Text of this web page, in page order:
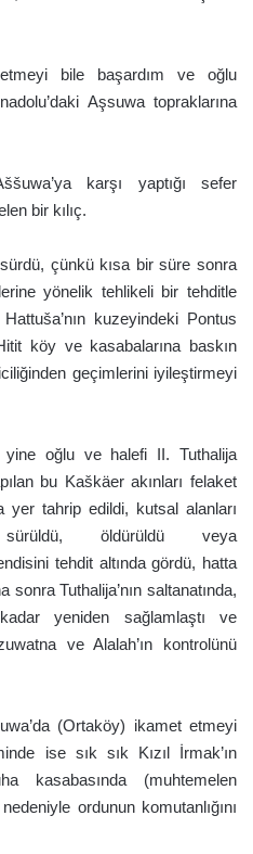
bile başardım ve oğlu
Aşsuwa topraklarına
karşı yaptığı sefer
bir kılıç.
çünkü kısa bir süre sonra
yönelik tehlikeli bir tehditle
kuzeyindeki Pontus
köy ve kasabalarına baskın
geçimlerini iyileştirmeyi
yine oğlu ve halefi II. Tuthalija
bu Kaškäer akınları felaket
yer tahrip edildi, kutsal alanları
sürüldü, öldürüldü veya
tehdit altında gördü, hatta
Tuthalija’nın saltanatında,
yeniden sağlamlaştı ve
ve Alalah’ın kontrolünü
(Ortaköy) ikamet etmeyi
ise sık sık Kızıl İrmak’ın
kasabasında (muhtemelen
ordunun komutanlığını